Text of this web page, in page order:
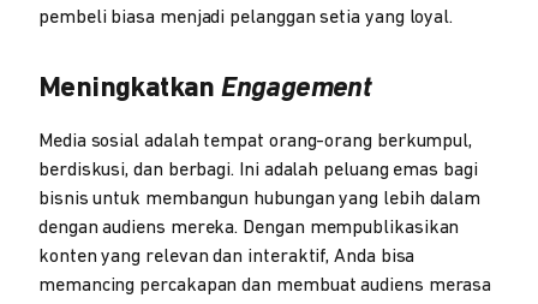
pembeli biasa menjadi pelanggan setia yang loyal.
MeningkatkanEngagement
Media sosial adalah tempat orang-orang berkumpul,
berdiskusi, dan berbagi. Ini adalah peluang emas bagi
bisnis untuk membangun hubungan yang lebih dalam
dengan audiens mereka. Dengan mempublikasikan
konten yang relevan dan interaktif, Anda bisa
memancing percakapan dan membuat audiens merasa